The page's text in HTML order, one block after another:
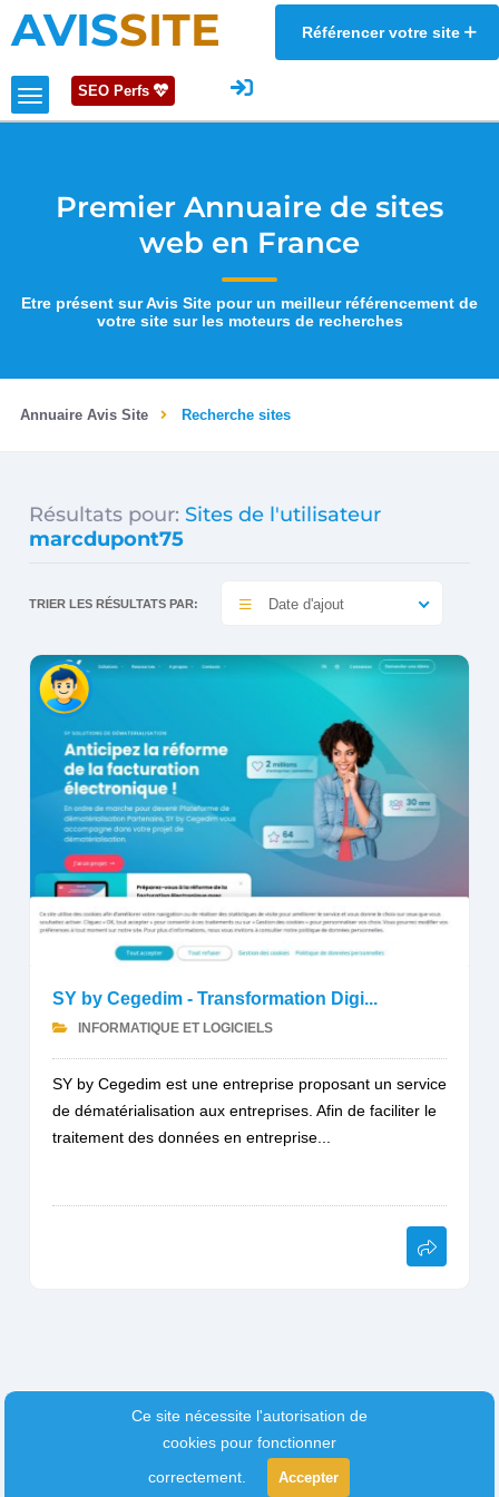
AVISSITE Référencer votre site
SEO Perfs
Premier Annuaire de sites
web en France
Etre présent sur Avis Site pour un meilleur référencement de
votre site sur les moteurs de recherches
Annuaire Avis Site Recherche sites
Résultats pour: Sites de l'utilisateur
marcdupont75
TRIER LES RÉSULTATS PAR: Date d'ajout
SY by Cegedim - Transformation Digi...
INFORMATIQUE ET LOGICIELS
SY by Cegedim est une entreprise proposant un service
de dématérialisation aux entreprises. Afin de faciliter le
traitement des données en entreprise...
Ce site nécessite l'autorisation de
cookies pour fonctionner
correctement.
Accepter